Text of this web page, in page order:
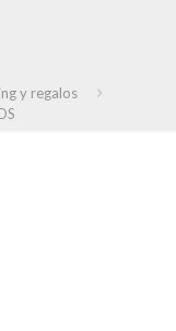
y regalos